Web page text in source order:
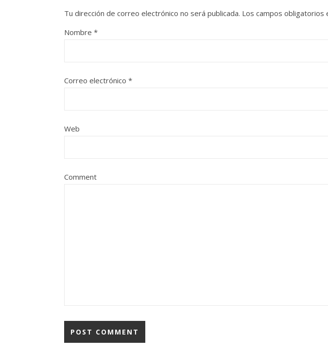
Tu dirección de correo electrónico no será publicada. Los campos obligatorios
Nombre *
Correo electrónico *
Web
Comment